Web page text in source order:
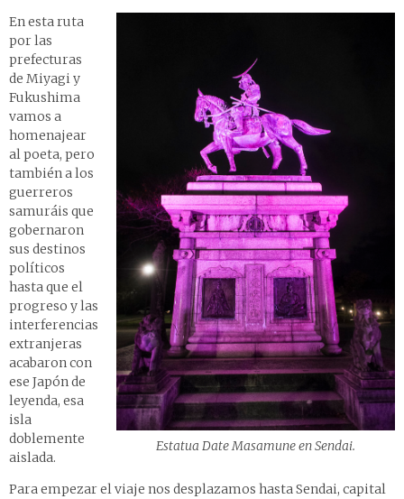
Estatua Date Masamune en Sendai.
En esta ruta
por las
prefecturas
de Miyagi y
Fukushima
vamos a
homenajear
al poeta, pero
también a los
guerreros
samuráis que
gobernaron
sus destinos
políticos
hasta que el
progreso y las
interferencias
extranjeras
acabaron con
ese Japón de
leyenda, esa
isla
doblemente
aislada.
Para empezar el viaje nos desplazamos hasta Sendai, capital